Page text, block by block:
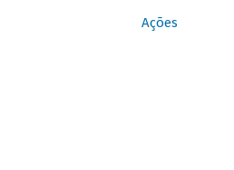
Ações